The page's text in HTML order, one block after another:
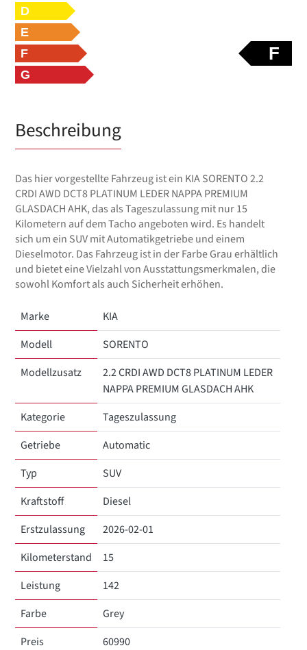
F
D
E
F
G
Beschreibung
Das hier vorgestellte Fahrzeug ist ein KIA SORENTO 2.2
CRDI AWD DCT8 PLATINUM LEDER NAPPA PREMIUM
GLASDACH AHK, das als Tageszulassung mit nur 15
Kilometern auf dem Tacho angeboten wird. Es handelt
sich um ein SUV mit Automatikgetriebe und einem
Dieselmotor. Das Fahrzeug ist in der Farbe Grau erhältlich
und bietet eine Vielzahl von Ausstattungsmerkmalen, die
sowohl Komfort als auch Sicherheit erhöhen.
Marke
KIA
Modell
SORENTO
Modellzusatz
2.2 CRDI AWD DCT8 PLATINUM LEDER
NAPPA PREMIUM GLASDACH AHK
Kategorie
Tageszulassung
Getriebe
Automatic
Typ
SUV
Kraftstoff
Diesel
Erstzulassung
2026-02-01
Kilometerstand
15
Leistung
142
Farbe
Grey
Preis
60990